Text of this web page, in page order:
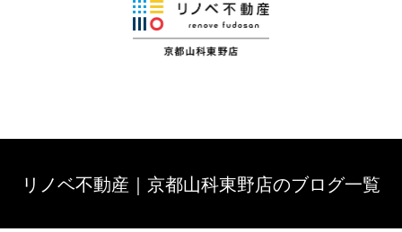
リノベ不動産｜京都山科東野店のブログ一覧